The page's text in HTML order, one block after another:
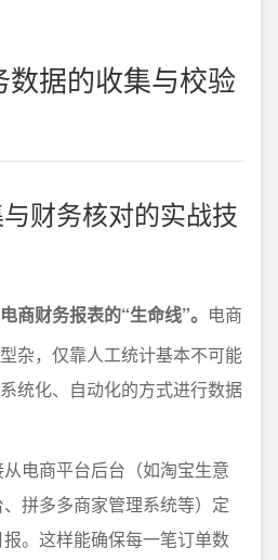
数据的收集与校验
财务核对的实战技
商财务报表的“生命线”。 电商
杂，仅靠人工统计基本不可能
统化、自动化的方式进行数据
电商平台后台（如淘宝生意
拼多多商家管理系统等）定
。这样能确保每一笔订单数